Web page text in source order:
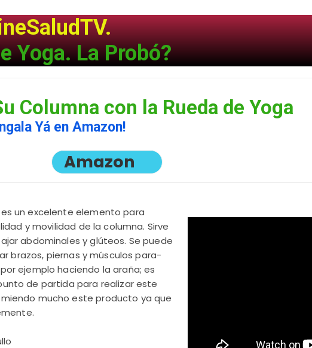
Yoga. La Probó?
Columna con la Rueda de Yoga
Yá en Amazon!
Amazon
es un excelente elemento para
y movilidad de la columna. Sirve
abdominales y glúteos. Se puede
brazos, piernas y músculos para-
ejemplo haciendo la araña; es
de partida para realizar este
mucho este producto ya que